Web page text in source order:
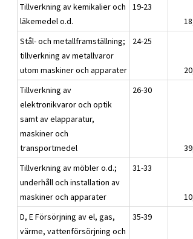
Tillverkning av kemikalier och
läkemedel o.d.
19-23
Stål- och metallframställning;
tillverkning av metallvaror
utom maskiner och apparater
24-25
Tillverkning av
elektronikvaror och optik
samt av elapparatur,
maskiner och
transportmedel
26-30
Tillverkning av möbler o.d.;
underhåll och installation av
maskiner och apparater
31-33
D, E Försörjning av el, gas,
värme, vattenförsörjning och
35-39